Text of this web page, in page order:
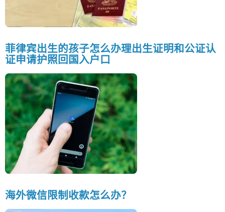
菲律宾出生的孩子怎么办理出生证明和公证认
证申请护照回国入户口
海外微信限制收款怎么办？